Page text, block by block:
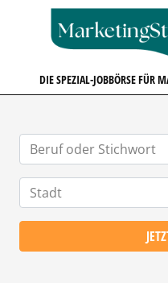
DIE SPEZIAL-JOBBÖRSE FÜR